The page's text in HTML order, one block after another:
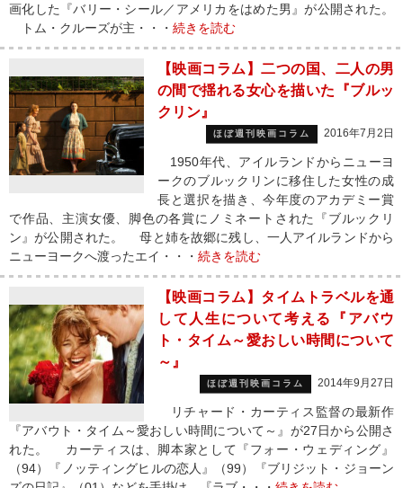
画化した『バリー・シール／アメリカをはめた男』が公開された。
トム・クルーズが主・・・ 続きを読む
【映画コラム】二つの国、二人の男
の間で揺れる女心を描いた『ブルッ
クリン』
ほぼ週刊映画コラム 2016年7月2日
1950年代、アイルランドからニューヨ
ークのブルックリンに移住した女性の成
長と選択を描き、今年度のアカデミー賞
で作品、主演女優、脚色の各賞にノミネートされた『ブルックリ
ン』が公開された。 母と姉を故郷に残し、一人アイルランドから
ニューヨークへ渡ったエイ・・・ 続きを読む
【映画コラム】タイムトラベルを通
して人生について考える『アバウ
ト・タイム～愛おしい時間について
～』
ほぼ週刊映画コラム 2014年9月27日
リチャード・カーティス監督の最新作
『アバウト・タイム～愛おしい時間について～』が27日から公開さ
れた。 カーティスは、脚本家として『フォー・ウェディング』
（94）『ノッティングヒルの恋人』（99）『ブリジット・ジョーン